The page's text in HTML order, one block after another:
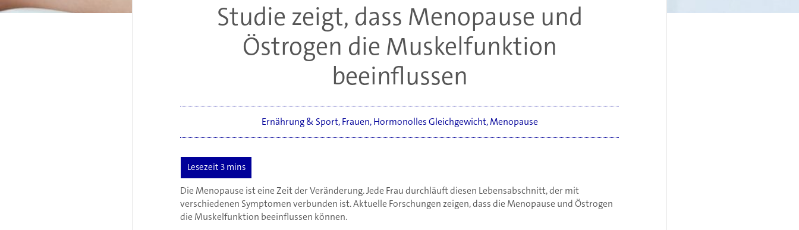
Studie zeigt, dass Menopause und
Östrogen die Muskelfunktion
beeinflussen
Ernährung & Sport, Frauen, Hormonolles Gleichgewicht,Menopause
Die Menopause ist eine Zeit der Veränderung. Jede Frau durchläuft diesen Lebensabschnitt, der mit
verschiedenen Symptomen verbunden ist. Aktuelle Forschungen zeigen, dass die Menopause und Östrogen
die Muskelfunktion beeinflussen können.